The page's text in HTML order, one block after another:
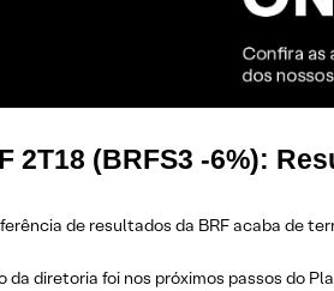
2T18 (BRFS3 -6%):
de resultados da BRF acaba de
da diretoria foi nos próximos passos do